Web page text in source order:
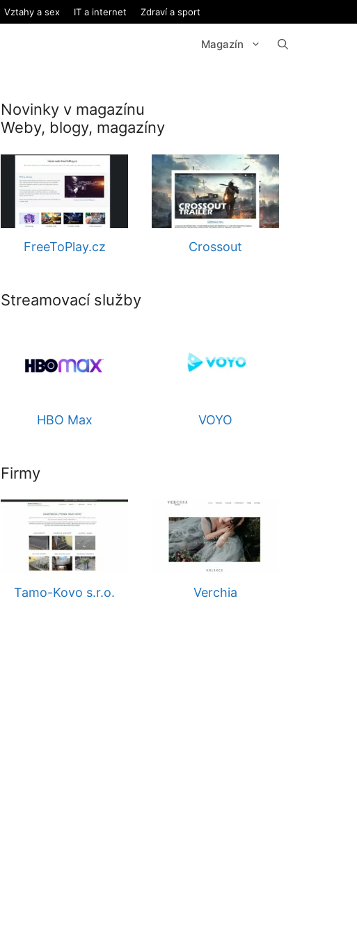
Vztahy a sex IT a internet Zdraví a sport
Magazín
Novinky v magazínu
Weby, blogy, magazíny
FreeToPlay.cz Crossout
Streamovací služby
HBO Max VOYO
Firmy
Tamo-Kovo s.r.o. Verchia